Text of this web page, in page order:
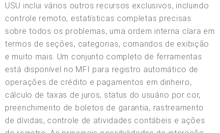
USU inclui vários outros recursos exclusivos, incluindo
controle remoto, estatísticas completas precisas
sobre todos os problemas, uma ordem interna clara em
termos de seções, categorias, comandos de exibição
e muito mais. Um conjunto completo de ferramentas
está disponível no MFI para registro automático de
operações de crédito e pagamentos em dinheiro,
cálculo de taxas de juros, status do usuário por cor,
preenchimento de boletos de garantia, rastreamento
de dívidas, controle de atividades contábeis e ações